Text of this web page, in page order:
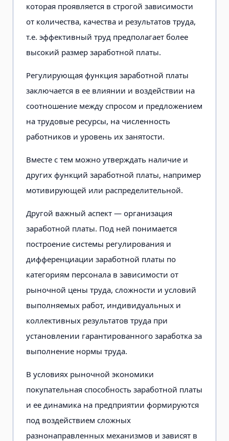
которая проявляется в строгой зависимости
от количества, качества и результатов труда,
т.е. эффективный труд предполагает более
высокий размер заработной платы.
Регулирующая функция заработной платы
заключается в ее влиянии и воздействии на
соотношение между спросом и предложением
на трудовые ресурсы, на численность
работников и уровень их занятости.
Вместе с тем можно утверждать наличие и
других функций заработной платы, например
мотивирующей или распределительной.
Другой важный аспект — организация
заработной платы. Под ней понимается
построение системы регулирования и
дифференциации заработной платы по
категориям персонала в зависимости от
рыночной цены труда, сложности и условий
выполняемых работ, индивидуальных и
коллективных результатов труда при
установлении гарантированного заработка за
выполнение нормы труда.
В условиях рыночной экономики
покупательная способность заработной платы
и ее динамика на предприятии формируются
под воздействием сложных
разнонаправленных механизмов и зависят в